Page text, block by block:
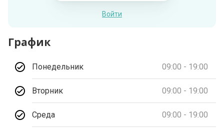
Войти
График
Понедельник 09:00 - 19:00
Вторник 09:00 - 19:00
Среда 09:00 - 19:00